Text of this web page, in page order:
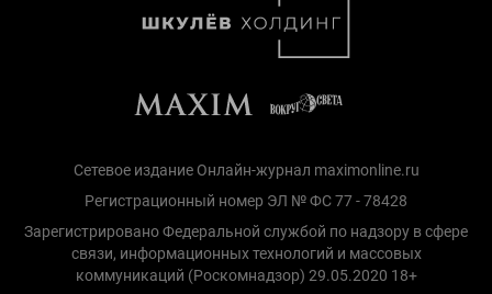
Сетевое издание Онлайн-журнал maximonline.ru
Регистрационный номер ЭЛ № ФС 77 - 78428
Зарегистрировано Федеральной службой по надзору в сфере
связи, информационных технологий и массовых
коммуникаций (Роскомнадзор) 29.05.2020 18+